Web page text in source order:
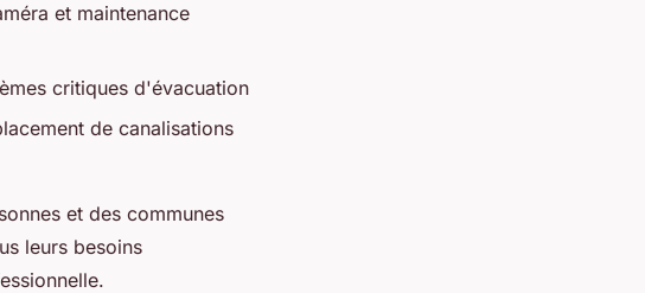
et maintenance
critiques d'évacuation
de canalisations
et des communes
leurs besoins